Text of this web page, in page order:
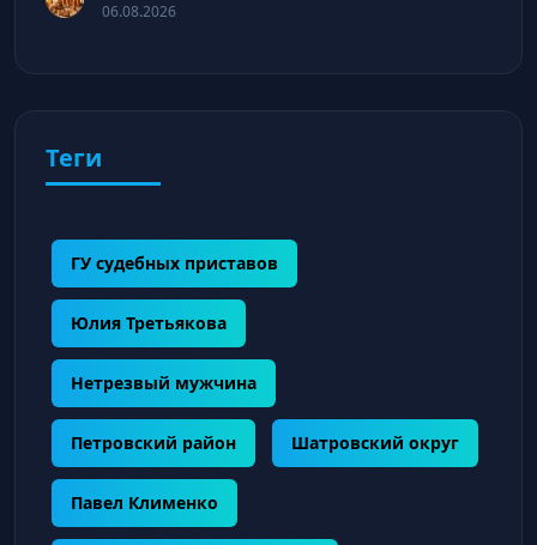
06.08.2026
Теги
ГУ судебных приставов
Юлия Третьякова
Нетрезвый мужчина
Петровский район Шатровский округ
Павел Клименко